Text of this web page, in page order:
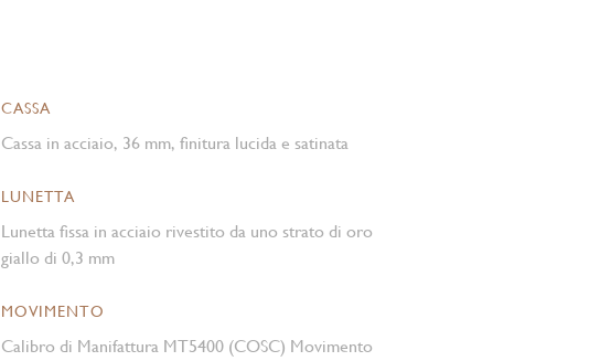
CASSA
Cassa in acciaio, 36 mm, finitura lucida e satinata
LUNETTA
Lunetta fissa in acciaio rivestito da uno strato di oro
giallo di 0,3 mm
MOVIMENTO
Calibro di Manifattura MT5400 (COSC) Movimento